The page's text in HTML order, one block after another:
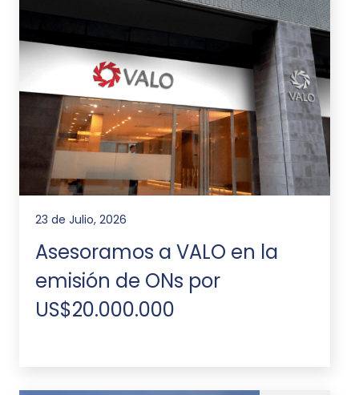
23 de Julio, 2026
Asesoramos a VALO en la
emisión de ONs por
US$20.000.000